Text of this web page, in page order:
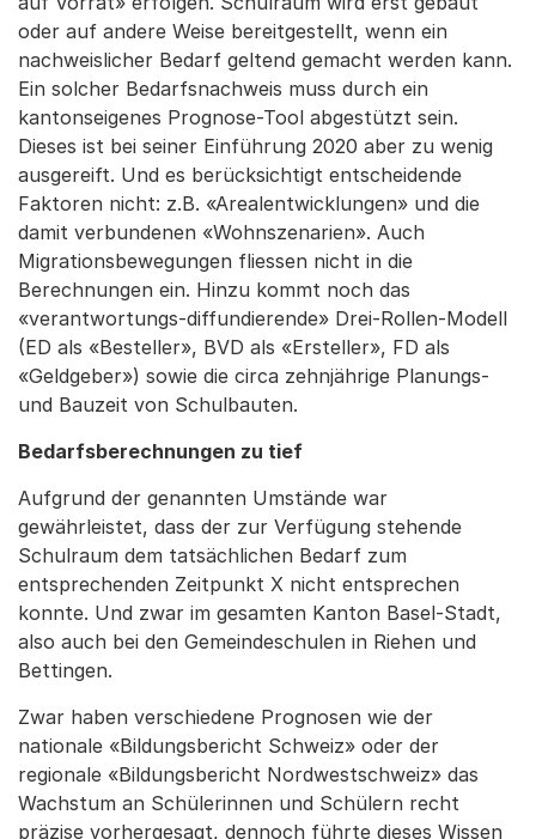
oder auf andere Weise bereitgestellt, wenn ein
nachweislicher Bedarf geltend gemacht werden kann.
Ein solcher Bedarfsnachweis muss durch ein
kantonseigenes Prognose-Tool abgestützt sein.
Dieses ist bei seiner Einführung 2020 aber zu wenig
ausgereift. Und es berücksichtigt entscheidende
Faktoren nicht: z.B. «Arealentwicklungen» und die
damit verbundenen «Wohnszenarien». Auch
Migrationsbewegungen fliessen nicht in die
Berechnungen ein. Hinzu kommt noch das
«verantwortungs-diffundierende» Drei-Rollen-Modell
(ED als «Besteller», BVD als «Ersteller», FD als
«Geldgeber») sowie die circa zehnjährige Planungs-
und Bauzeit von Schulbauten.
Bedarfsberechnungen zu tief
Aufgrund der genannten Umstände war
gewährleistet, dass der zur Verfügung stehende
Schulraum dem tatsächlichen Bedarf zum
entsprechenden Zeitpunkt X nicht entsprechen
konnte. Und zwar im gesamten Kanton Basel-Stadt,
also auch bei den Gemeindeschulen in Riehen und
Bettingen.
Zwar haben verschiedene Prognosen wie der
nationale «Bildungsbericht Schweiz» oder der
regionale «Bildungsbericht Nordwestschweiz» das
Wachstum an Schülerinnen und Schülern recht
präzise vorhergesagt, dennoch führte dieses Wissen